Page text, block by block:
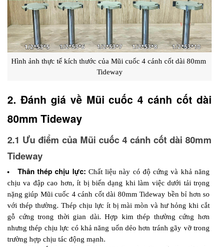
Hình ảnh thực tế kích thước của Mũi cuốc 4 cánh cốt dài 80mm
Tideway
2. Đánh giá về Mũi cuốc 4 cánh cốt dài
80mm Tideway
2.1 Ưu điểm của Mũi cuốc 4 cánh cốt dài 80mm
Tideway
Thân thép chịu lực: Chất liệu này có độ cứng và khả năng
chịu va đập cao hơn, ít bị biến dạng khi làm việc dưới tải trọng
nặng giúp Mũi cuốc 4 cánh cốt dài 80mm Tideway bền bỉ hơn so
với thép thường. Thép chịu lực ít bị mài mòn và hư hỏng khi cắt
gỗ cứng trong thời gian dài. Hợp kim thép thường cứng hơn
nhưng thép chịu lực có khả năng uốn dẻo hơn tránh gãy vỡ trong
trường hợp chịu tác động mạnh.